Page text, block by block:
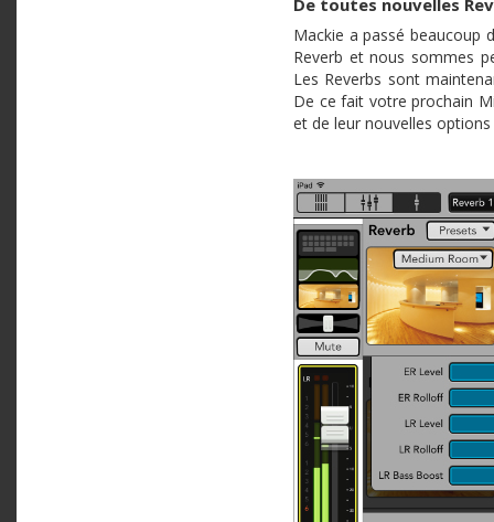
De toutes nouvelles
Mackie apassé beaucoup
Reverb etnous sommes
Les Reverbs sont
De ce fait votre prochain
et de leur nouvelles